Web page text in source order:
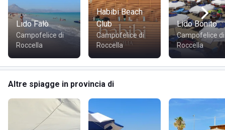
Lido Falò
Campofelice di
Roccella
Habibi Beach
Club
Campofelice di
Roccella
Lido Bonito
Campofelice di
Roccella
Altre spiagge in provincia di